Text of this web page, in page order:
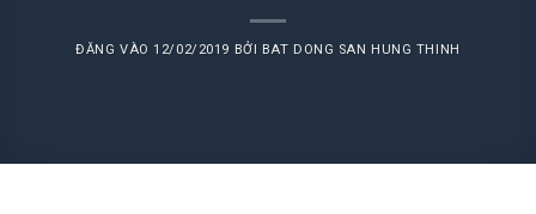
ĐĂNG VÀO12/02/2019 BỞI BAT DONG SAN HUNG THINH